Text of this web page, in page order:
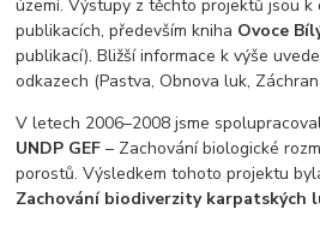
území. Výstupy z těchto projektů jsou k
publikacích, především kniha Ovoce
publikací). Bližší informace k výše
odkazech (Pastva, Obnova luk,
V letech 2006–2008 jsme
UNDP GEF – Zachování biologické
porostů. Výsledkem tohoto projektu
Zachování biodiverzity karpatských